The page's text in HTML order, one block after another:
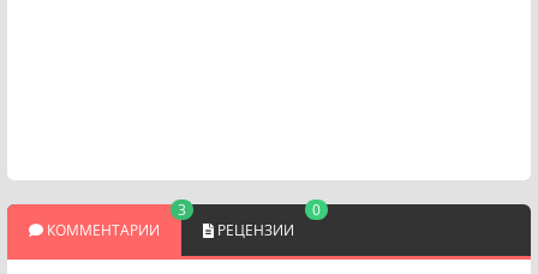
КОММЕНТАРИИ
3
РЕЦЕНЗИИ
0